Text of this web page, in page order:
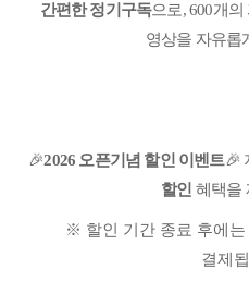
간편한 정기구독으로, 600개의
영상을 자유롭
🎉2026 오픈기념 할인 이벤트🎉
할인 혜택을
※ 할인 기간 종료 후에는
결제